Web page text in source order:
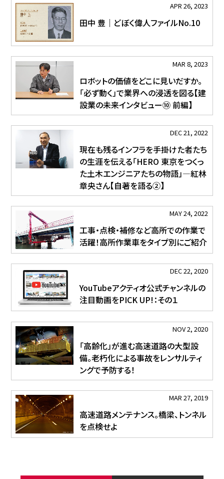
APR 26, 2023
田中 豊｜どぼく偉人ファイルNo.10
MAR 8, 2023
ロボットの価値をどこに見いだすか。
「必ず動く」で業界への浸透を図る【建
設業の未来インタビュー⑩ 前編】
DEC 21, 2022
現在も残るインフラを手掛けた者たち
の生涯を伝える「HERO 東京をつくっ
た土木エンジニアたちの物語」―紅林
章央さん【自著を語る②】
MAY 24, 2022
工事・点検・補修など高所での作業で
活躍！高所作業車をタイプ別にご紹介
DEC 22, 2020
YouTubeアクティオ公式チャンネルの
注目動画をPICK UP!：その１
NOV 2, 2020
「高齢化」が進む高速道路の大型設
備。老朽化による事故をレンサルティ
ングで予防する！
MAR 27, 2019
高速道路メンテナンス。橋梁、トンネル
を点検せよ